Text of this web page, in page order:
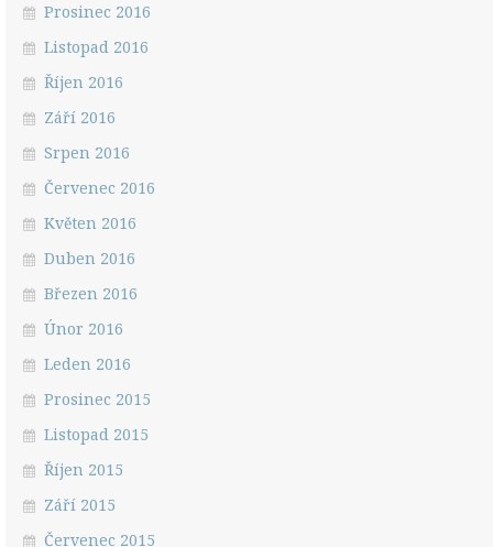
Prosinec 2016
Listopad 2016
Říjen 2016
Září 2016
Srpen 2016
Červenec 2016
Květen 2016
Duben 2016
Březen 2016
Únor 2016
Leden 2016
Prosinec 2015
Listopad 2015
Říjen 2015
Září 2015
Červenec 2015